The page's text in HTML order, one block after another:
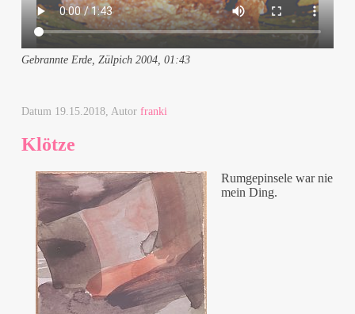
Gebrannte Erde, Zülpich 2004, 01:43
Datum 19.15.2018, Autorfranki
Klötze
Rumgepinsele war nie
mein Ding.